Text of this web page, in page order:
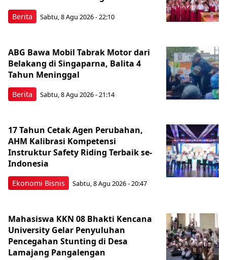
Berita Sabtu, 8 Agu 2026 - 22:10
Berita
ABG Bawa Mobil Tabrak Motor dari
Belakang di Singaparna, Balita 4
Tahun Meninggal
Sabtu, 8 Agu 2026 - 21:14
Ekonomi Bisnis
17 Tahun Cetak Agen Perubahan,
AHM Kalibrasi Kompetensi
Instruktur Safety Riding Terbaik se-
Indonesia
Sabtu, 8 Agu 2026 - 20:47
Mahasiswa KKN 08 Bhakti Kencana
University Gelar Penyuluhan
Pencegahan Stunting di Desa
Lamajang Pangalengan